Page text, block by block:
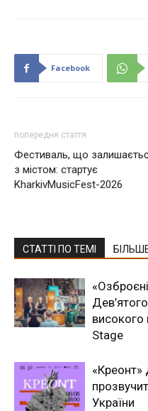
Facebook
попередня стаття
Фестиваль, що
з містом: стартує
KharkivMusicFest-2026
СТАТТІ ПО ТЕМІ
високого
Stage
«Креонт»
України